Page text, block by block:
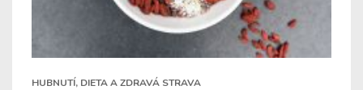
HUBNUTÍ, DIETA A ZDRAVÁ STRAVA